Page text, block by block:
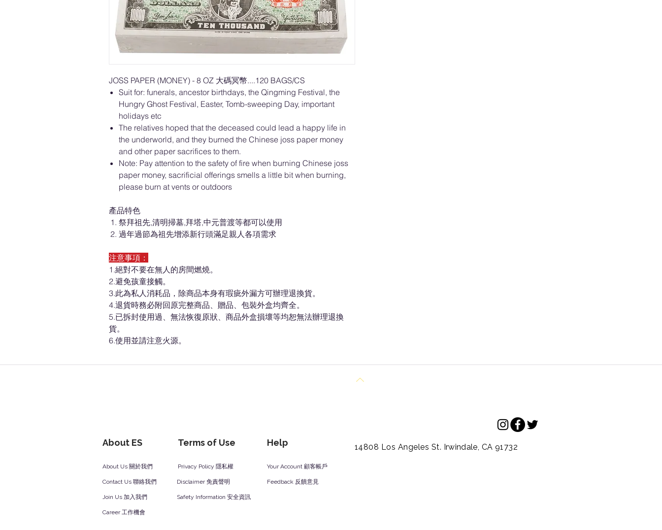
JOSS PAPER (MONEY) - 8 OZ 大碼冥幣....120 BAGS/CS
Suit for: funerals, ancestor birthdays, the Qingming Festival, the
Hungry Ghost Festival, Easter, Tomb-sweeping Day, important
holidays etc
The relatives hoped that the deceased could lead a happy life in
the underworld, and they burned the Chinese joss paper money
and other paper sacrifices to them.
Note: Pay attention to the safety of fire when burning Chinese joss
paper money, sacrificial offerings smells a little bit when burning,
please burn at vents or outdoors
產品特色
祭拜祖先,清明掃墓,拜塔,中元普渡等都可以使用
過年過節為祖先增添新行頭滿足親人各項需求
注意事項：
1.絕對不要在無人的房間燃燒。
2.避免孩童接觸。
3.此為私人消耗品，除商品本身有瑕疵外漏方可辦理退換貨。
4.退貨時務必附回原完整商品、贈品、包裝外盒均齊全。
5.已拆封使用過、無法恢復原狀、商品外盒損壞等均恕無法辦理退換
貨。
6.使用並請注意火源。
About ES Terms of Use Help
About Us 關於我們
Contact Us 聯絡我們
Join Us 加入我們
Privacy Policy 隱私權
Disclaimer 免責聲明
Safety Information 安全資訊
Your Account 顧客帳戶
Feedback 反饋意見
Career 工作機會
14808 Los Angeles St. Irwindale, CA 91732